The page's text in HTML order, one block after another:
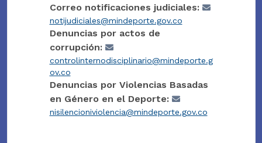
Correo notificaciones judiciales:
notijudiciales@mindeporte.gov.co
Denuncias por actos de
corrupción:
controlinternodisciplinario@mindeporte.g
ov.co
Denuncias por Violencias Basadas
en Género en el Deporte:
nisilencioniviolencia@mindeporte.gov.co